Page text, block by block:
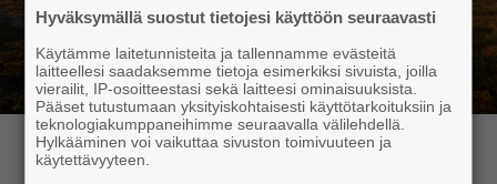
Hyvä lukija,
Hyväksymällä suostut tietojesi käyttöön seuraavasti
Käytämme laitetunnisteita ja tallennamme evästeitä
laitteellesi saadaksemme tietoja esimerkiksi sivuista, joilla
vierailit, IP-osoitteestasi sekä laitteesi ominaisuuksista.
Pääset tutustumaan yksityiskohtaisesti käyttötarkoituksiin ja
teknologiakumppaneihimme seuraavalla välilehdellä.
Hylkääminen voi vaikuttaa sivuston toimivuuteen ja
käytettävyyteen.